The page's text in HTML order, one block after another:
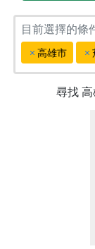
目前選擇的條
高雄市
尋找